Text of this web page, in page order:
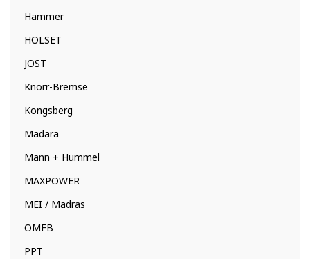
Hammer
HOLSET
JOST
Knorr-Bremse
Kongsberg
Madara
Mann + Hummel
MAXPOWER
MEI / Madras
OMFB
PPT